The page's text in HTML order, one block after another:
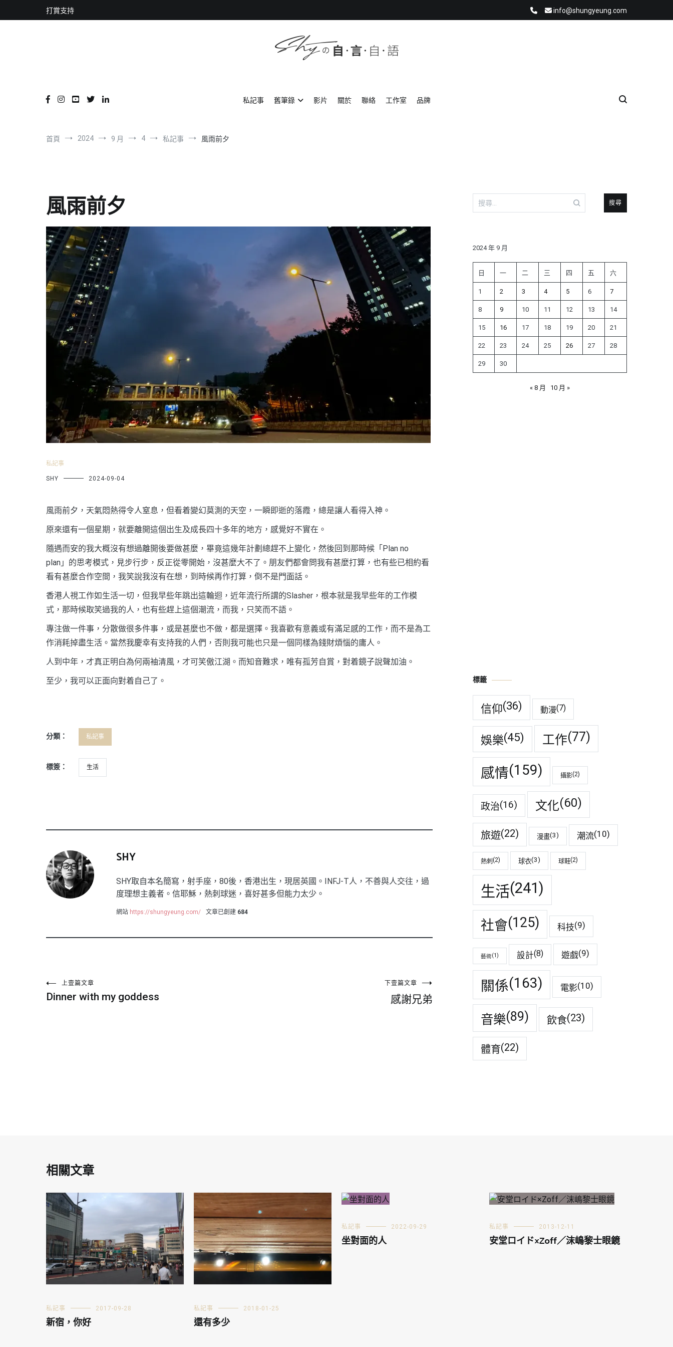
到
打賞支持 info@shungyeung.com
私記事 舊筆錄 影片 關於 聯絡 工作室 品牌
首頁 2024 9 月 4 私記事 風雨前夕
風雨前夕
私記事
SHY 2024-09-04
風雨前夕，天氣悶熱得令人窒息，但看着變幻莫測的天空，一瞬即逝的落霞，總是讓人看得入神。
原來還有一個星期，就要離開這個出生及成長四十多年的地方，感覺好不實在。
隨遇而安的我大概沒有想過離開後要做甚麼，畢竟這幾年計劃總趕不上變化，然後回到那時候「Plan no
plan」的思考模式，見步行步，反正從零開始，沒甚麼大不了。朋友們都會問我有甚麼打算，也有些已相約看
看有甚麼合作空間，我笑說我沒有在想，到時候再作打算，倒不是門面話。
香港人視工作如生活一切，但我早些年跳出這輪迴，近年流行所謂的Slasher，根本就是我早些年的工作模
式，那時候取笑過我的人，也有些趕上這個潮流，而我，只笑而不語。
專注做一件事，分散做很多件事，或是甚麼也不做，都是選擇。我喜歡有意義或有滿足感的工作，而不是為工
作消耗掉盡生活。當然我慶幸有支持我的人們，否則我可能也只是一個同樣為錢財煩惱的庸人。
人到中年，才真正明白為何兩袖清風，才可笑傲江湖。而知音難求，唯有孤芳自賞，對着鏡子說聲加油。
至少，我可以正面向對着自己了。
分類： 私記事
標簽： 生活
SHY
SHY取自本名簡寫，射手座，80後，香港出生，現居英國。INFJ-T人，不善與人交往，過
度理想主義者。信耶穌，熱刺球迷，喜好甚多但能力太少。
網站 https://shungyeung.com/ 文章已創建 684
文上壹篇文章
Dinner with my goddess
下壹篇文章
感謝兄弟
搜
尋
字:
2024 年 9 月
日 一 二 三 四 五 六
1 2 3 4 5 6 7
8 9 10 11 12 13 14
15 16 17 18 19 20 21
22 23 24 25 26 27 28
29 30
« 8 月 10 月 »
標籤
信仰(36) 動漫(7)
娛樂(45) 工作(77)
感情(159) 攝影(2)
政治(16) 文化(60)
旅遊(22) 漫畫(3) 潮流(10)
熱刺 (2) 球衣(3) 球鞋(2)
生活(241)
社會(125) 科技(9)
藝術(1) 設計(8) 遊戲(9)
關係(163) 電影(10)
音樂(89) 飲食(23)
體育(22)
相關文章
私記事 2017-09-28
新宿，你好
私記事 2018-01-25
還有多少
私記事 2022-09-29
坐對面的人
私記事 2013-12-11
安堂ロイド×Zoff／沫嶋黎士眼鏡